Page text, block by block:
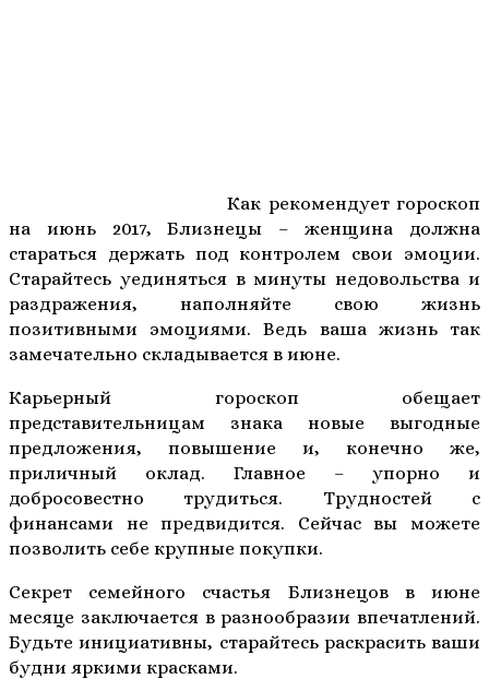
Как рекомендует гороскоп
на июнь 2017, Близнецы – женщина должна
стараться держать под контролем свои эмоции.
Старайтесь уединяться в минуты недовольства и
раздражения, наполняйте свою жизнь
позитивными эмоциями. Ведь ваша жизнь так
замечательно складывается в июне.
Карьерный гороскоп обещает
представительницам знака новые выгодные
предложения, повышение и, конечно же,
приличный оклад. Главное – упорно и
добросовестно трудиться. Трудностей с
финансами не предвидится. Сейчас вы можете
позволить себе крупные покупки.
Секрет семейного счастья Близнецов в июне
месяце заключается в разнообразии впечатлений.
Будьте инициативны, старайтесь раскрасить ваши
будни яркими красками.